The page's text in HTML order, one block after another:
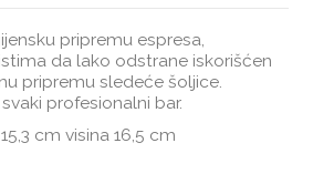
pripremu espresa,
da lako odstrane iskorišćen
pripremu sledeće šoljice.
profesionalni bar.
cm visina 16,5 cm